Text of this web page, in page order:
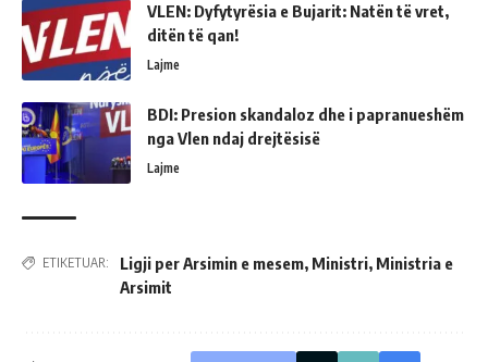
VLEN: Dyfytyrësia e Bujarit: Natën të vret,
ditën të qan!
Lajme
BDI: Presion skandaloz dhe i papranueshëm
nga Vlen ndaj drejtësisë
Lajme
ETIKETUAR: Ligji per Arsimin e mesem, Ministri, Ministria e
Arsimit